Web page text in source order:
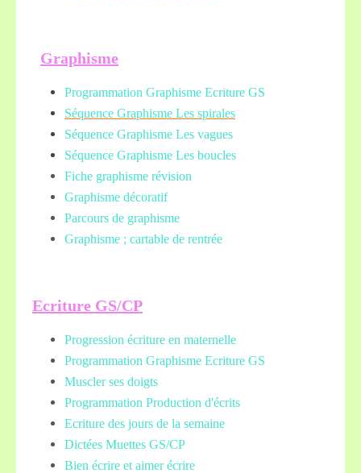
Graphisme
Programmation Graphisme Ecriture GS
Séquence Graphisme Les spirales
Séquence Graphisme Les vagues
Séquence Graphisme Les boucles
Fiche graphisme révision
Graphisme décoratif
Parcours de graphisme
Graphisme ; cartable de rentrée
Ecriture GS/CP
Progression écriture en maternelle
Programmation Graphisme Ecriture GS
Muscler ses doigts
Programmation Production d'écrits
Ecriture des jours de la semaine
Dictées Muettes GS/CP
Bien écrire et aimer écrire